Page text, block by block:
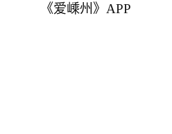
《爱嵊州》APP